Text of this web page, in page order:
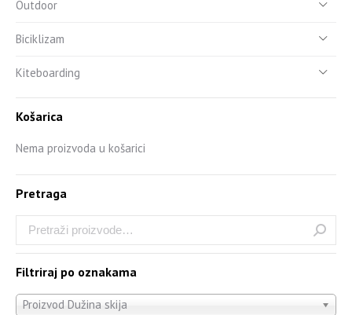
Outdoor
Biciklizam
Kiteboarding
Košarica
Nema proizvoda u košarici
Pretraga
Filtriraj po oznakama
Proizvod Dužina skija